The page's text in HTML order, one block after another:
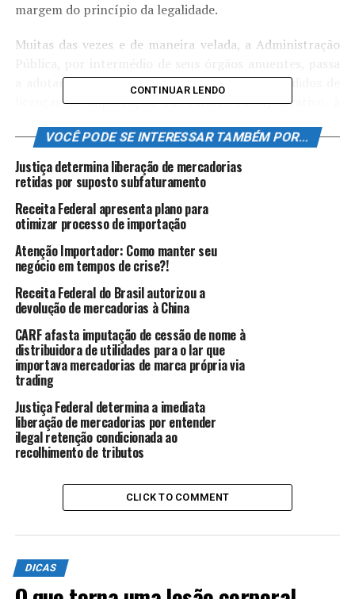
margem do princípio da legalidade.
Muitas das vezes e de maneira velada, a Administração
a adotar condutas reiteradas de rejeição de pedidos de
licenças de importação, em caráter exemplificativo, à
órgão anuente é legítima e devida, pois, ao contrário,
pode implicar no malferimento à direitos
constitucionais, como a livre iniciativa e livre exercício
das atividades econômicas.
Aspectos técnicos também são utilizados,
costumeiramente, sem justificativa plausível para
proteger os produtos nacionais e podem acarretar
sobre Barreiras ao Comércio (Acordo TBT da OMC)
tem o fito de conter essa demanda distorcida.
técnicos, normas e procedimentos de avaliação da
conformidade, que não devem ser transformados em
óbices indevidos ao comércio, mas tão somente no nível
exemplo da proteção da saúde pública e do meio
ambiente.
à obtenção e deferimento de pedidos de licenciamento
CONTINUAR LENDO
VOCÊ PODE SE INTERESSAR TAMBÉM POR...
Justiça determina liberação de mercadorias
retidas por suposto subfaturamento
Receita Federal apresenta plano para
otimizar processo de importação
Atenção Importador: Como manter seu
negócio em tempos de crise?!
Receita Federal do Brasil autorizou a
devolução de mercadorias à China
CARF afasta imputação de cessão de nome à
distribuidora de utilidades para o lar que
importava mercadorias de marca própria via
trading
Justiça Federal determina a imediata
liberação de mercadorias por entender
ilegal retenção condicionada ao
recolhimento de tributos
CLICK TO COMMENT
DICAS